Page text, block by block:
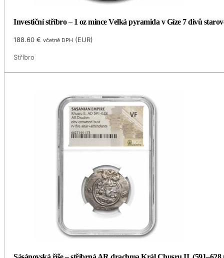
Investiční stříbro – 1 oz mince Velká pyramida v Gíze 7 divů
188.60€ včetně DPH (EUR)
Stříbro